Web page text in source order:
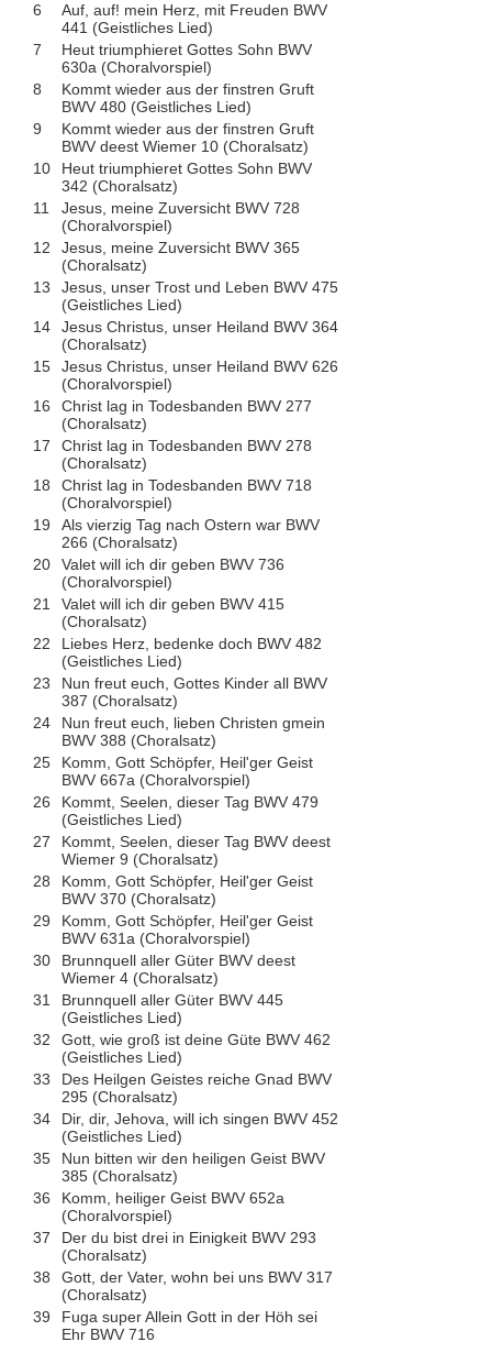
6
Auf, auf! mein Herz, mit Freuden BWV
441 (Geistliches Lied)
7
Heut triumphieret Gottes Sohn BWV
630a (Choralvorspiel)
8
Kommt wieder aus der finstren Gruft
BWV 480 (Geistliches Lied)
9
Kommt wieder aus der finstren Gruft
BWV deest Wiemer 10 (Choralsatz)
10
Heut triumphieret Gottes Sohn BWV
342 (Choralsatz)
11
Jesus, meine Zuversicht BWV 728
(Choralvorspiel)
12
Jesus, meine Zuversicht BWV 365
(Choralsatz)
13
Jesus, unser Trost und Leben BWV 475
(Geistliches Lied)
14
Jesus Christus, unser Heiland BWV 364
(Choralsatz)
15
Jesus Christus, unser Heiland BWV 626
(Choralvorspiel)
16
Christ lag in Todesbanden BWV 277
(Choralsatz)
17
Christ lag in Todesbanden BWV 278
(Choralsatz)
18
Christ lag in Todesbanden BWV 718
(Choralvorspiel)
19
Als vierzig Tag nach Ostern war BWV
266 (Choralsatz)
20
Valet will ich dir geben BWV 736
(Choralvorspiel)
21
Valet will ich dir geben BWV 415
(Choralsatz)
22
Liebes Herz, bedenke doch BWV 482
(Geistliches Lied)
23
Nun freut euch, Gottes Kinder all BWV
387 (Choralsatz)
24
Nun freut euch, lieben Christen gmein
BWV 388 (Choralsatz)
25
Komm, Gott Schöpfer, Heil'ger Geist
BWV 667a (Choralvorspiel)
26
Kommt, Seelen, dieser Tag BWV 479
(Geistliches Lied)
27
Kommt, Seelen, dieser Tag BWV deest
Wiemer 9 (Choralsatz)
28
Komm, Gott Schöpfer, Heil'ger Geist
BWV 370 (Choralsatz)
29
Komm, Gott Schöpfer, Heil'ger Geist
BWV 631a (Choralvorspiel)
30
Brunnquell aller Güter BWV deest
Wiemer 4 (Choralsatz)
31
Brunnquell aller Güter BWV 445
(Geistliches Lied)
32
Gott, wie groß ist deine Güte BWV 462
(Geistliches Lied)
33
Des Heilgen Geistes reiche Gnad BWV
295 (Choralsatz)
34
Dir, dir, Jehova, will ich singen BWV 452
(Geistliches Lied)
35
Nun bitten wir den heiligen Geist BWV
385 (Choralsatz)
36
Komm, heiliger Geist BWV 652a
(Choralvorspiel)
37
Der du bist drei in Einigkeit BWV 293
(Choralsatz)
38
Gott, der Vater, wohn bei uns BWV 317
(Choralsatz)
39
Fuga super Allein Gott in der Höh sei
Ehr BWV 716